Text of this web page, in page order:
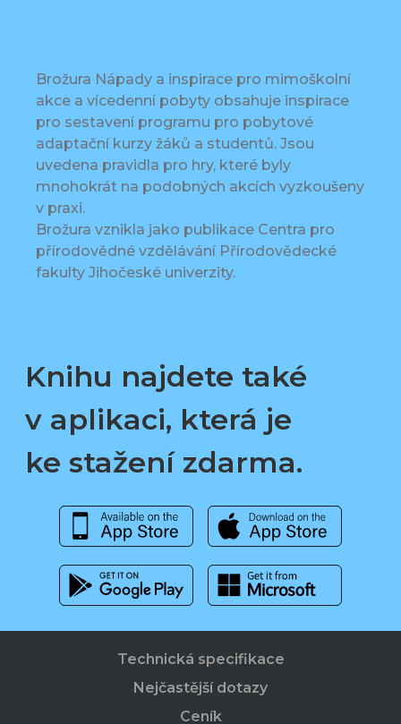
Brožura Nápady a inspirace pro mimoškolní
akce a vícedenní pobyty obsahuje inspirace
pro sestavení programu pro pobytové
adaptační kurzy žáků a studentů. Jsou
uvedena pravidla pro hry, které byly
mnohokrát na podobných akcích vyzkoušeny
v praxi.
Brožura vznikla jako publikace Centra pro
přírodovědné vzdělávání Přírodovědecké
fakulty Jihočeské univerzity.
Knihu najdete také
v aplikaci, která je
ke stažení zdarma.
Technická specifikace
Nejčastější dotazy
Ceník